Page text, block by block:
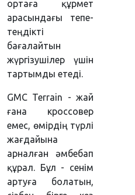
ортаға құрмет
арасындағы тепе-
теңдікті
бағалайтын
жүргізушілер үшін
тартымды етеді.
GMC Terrain - жай
ғана кроссовер
емес, өмірдің түрлі
жағдайына
арналған әмбебап
құрал. Бұл - сенім
артуға болатын,